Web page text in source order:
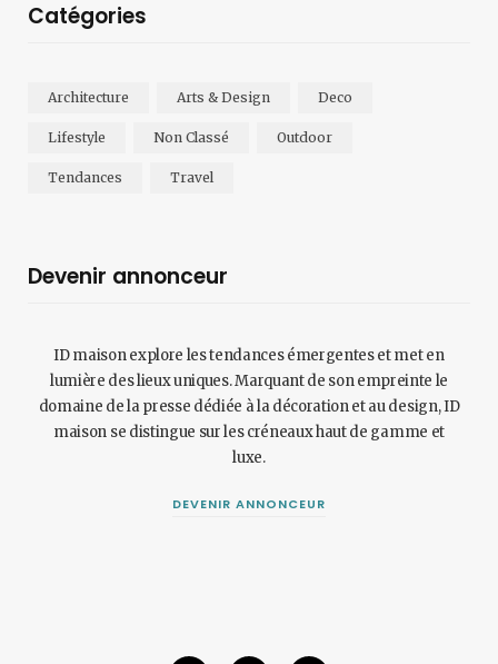
Catégories
Architecture Arts & Design Deco
Lifestyle Non Classé Outdoor
Tendances Travel
Devenir annonceur
ID maison explore les tendances émergentes et met en
lumière des lieux uniques. Marquant de son empreinte le
domaine de la presse dédiée à la décoration et au design, ID
maison se distingue sur les créneaux haut de gamme et
luxe.
DEVENIR ANNONCEUR